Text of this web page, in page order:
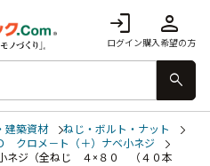
login
ログイン
person
購入希望の方
search
建築資材
ねじ・ボルト・ナット
クロメ－ト（＋）ナベ小ネジ
ネジ（全ねじ ４×８０ （４０本